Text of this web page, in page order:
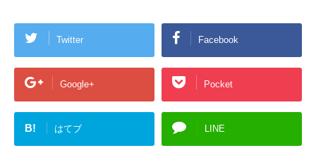
Twitter Facebook
Google+ Pocket
B! はてブ LINE